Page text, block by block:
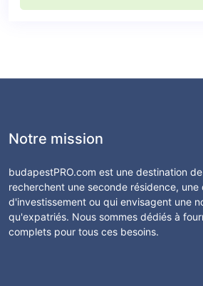
Notre mission
budapestPRO.com est une destination
recherchent une seconde résidence,
d'investissement ou qui envisagent une
qu'expatriés. Nous sommes dédiés à
complets pour tous ces besoins.